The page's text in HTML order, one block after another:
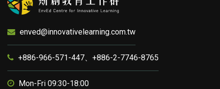
enved@innovativelearning.com.tw
+886-966-571-447、+886-2-7746-8765
Mon-Fri 09:30-18:00